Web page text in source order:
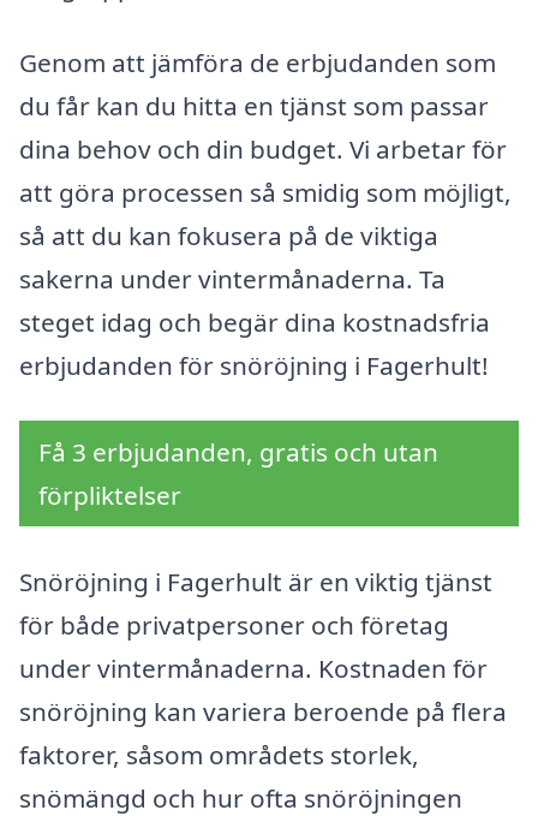
Genom att jämföra de erbjudanden som
du får kan du hitta en tjänst som passar
dina behov och din budget. Vi arbetar för
att göra processen så smidig som möjligt,
så att du kan fokusera på de viktiga
sakerna under vintermånaderna. Ta
steget idag och begär dina kostnadsfria
erbjudanden för snöröjning i Fagerhult!
Få 3 erbjudanden, gratis och utan
förpliktelser
Snöröjning i Fagerhult är en viktig tjänst
för både privatpersoner och företag
under vintermånaderna. Kostnaden för
snöröjning kan variera beroende på flera
faktorer, såsom områdets storlek,
snömängd och hur ofta snöröjningen